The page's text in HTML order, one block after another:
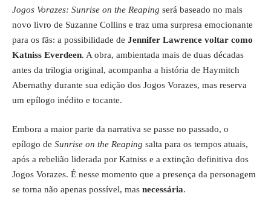
Jogos Vorazes: Sunrise on the Reaping será baseado no mais
novo livro de Suzanne Collins e traz uma surpresa emocionante
para os fãs: a possibilidade de Jennifer Lawrence voltar como
Katniss Everdeen. A obra, ambientada mais de duas décadas
antes da trilogia original, acompanha a história de Haymitch
Abernathy durante sua edição dos Jogos Vorazes, mas reserva
um epílogo inédito e tocante.
Embora a maior parte da narrativa se passe no passado, o
epílogo de Sunrise on the Reaping salta para os tempos atuais,
após a rebelião liderada por Katniss e a extinção definitiva dos
Jogos Vorazes. É nesse momento que a presença da personagem
se torna não apenas possível, mas necessária.